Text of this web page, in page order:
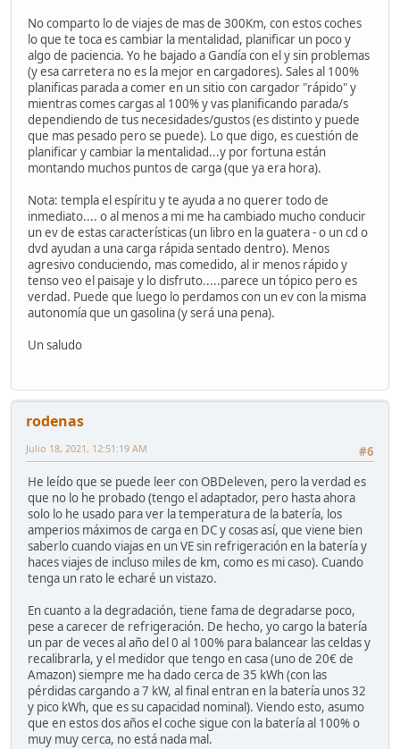
No comparto lo de viajes de mas de 300Km, con estos coches
lo que te toca es cambiar la mentalidad, planificar un poco y
algo de paciencia. Yo he bajado a Gandía con el y sin problemas
(y esa carretera no es la mejor en cargadores). Sales al 100%
planificas parada a comer en un sitio con cargador "rápido" y
mientras comes cargas al 100% y vas planificando parada/s
dependiendo de tus necesidades/gustos (es distinto y puede
que mas pesado pero se puede). Lo que digo, es cuestión de
planificar y cambiar la mentalidad...y por fortuna están
montando muchos puntos de carga (que ya era hora).
Nota: templa el espíritu y te ayuda a no querer todo de
inmediato.... o al menos a mi me ha cambiado mucho conducir
un ev de estas características (un libro en la guatera - o un cd o
dvd ayudan a una carga rápida sentado dentro). Menos
agresivo conduciendo, mas comedido, al ir menos rápido y
tenso veo el paisaje y lo disfruto.....parece un tópico pero es
verdad. Puede que luego lo perdamos con un ev con la misma
autonomía que un gasolina (y será una pena).
Un saludo
rodenas
#6
Julio 18, 2021, 12:51:19 AM
He leído que se puede leer con OBDeleven, pero la verdad es
que no lo he probado (tengo el adaptador, pero hasta ahora
solo lo he usado para ver la temperatura de la batería, los
amperios máximos de carga en DC y cosas así, que viene bien
saberlo cuando viajas en un VE sin refrigeración en la batería y
haces viajes de incluso miles de km, como es mi caso). Cuando
tenga un rato le echaré un vistazo.
En cuanto a la degradación, tiene fama de degradarse poco,
pese a carecer de refrigeración. De hecho, yo cargo la batería
un par de veces al año del 0 al 100% para balancear las celdas y
recalibrarla, y el medidor que tengo en casa (uno de 20€ de
Amazon) siempre me ha dado cerca de 35 kWh (con las
pérdidas cargando a 7 kW, al final entran en la batería unos 32
y pico kWh, que es su capacidad nominal). Viendo esto, asumo
que en estos dos años el coche sigue con la batería al 100% o
muy muy cerca, no está nada mal.